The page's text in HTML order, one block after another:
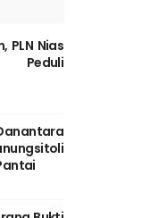
PLN Nias
Peduli